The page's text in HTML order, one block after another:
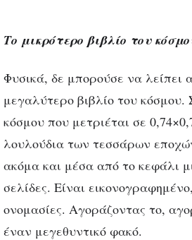
Το μικρότερο βιβλίο του
Φυσικά, δε μπορούσε να λείπει
μεγαλύτερο βιβλίο του
κόσμου που μετριέται σε
λουλούδια των τεσσάρων
ακόμα και μέσα από το κεφάλι
σελίδες. Είναι
ονομασίες. Αγοράζοντας το,
έναν μεγεθυντικό φακό.